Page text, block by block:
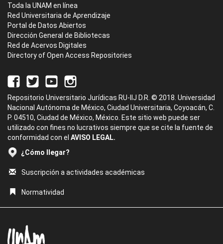
Toda la UNAM en línea
Red Universitaria de Aprendizaje
Portal de Datos Abiertos
Dirección General de Bibliotecas
Red de Acervos Digitales
Directory of Open Access Repositories
Repositorio Universitario Jurídicas RU-IIJ D.R. © 2018. Universidad
Nacional Autónoma de México, Ciudad Universitaria, Coyoacán, C.
P. 04510, Ciudad de México, México. Este sitio web puede ser
utilizado con fines no lucrativos siempre que se cite la fuente de
conformidad con el AVISO LEGAL.
¿Cómo llegar?
Suscripción a actividades académicas
Normatividad